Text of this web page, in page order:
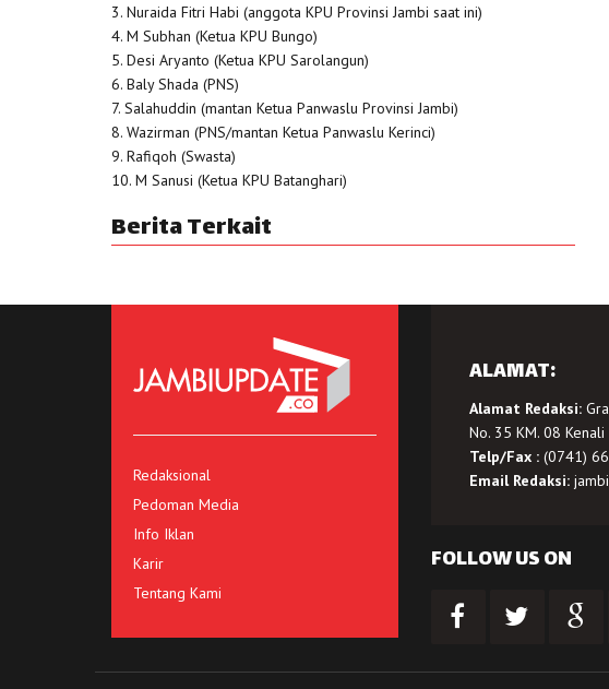
3. Nuraida Fitri Habi (anggota KPU Provinsi Jambi saat ini)
4. M Subhan (Ketua KPU Bungo)
5. Desi Aryanto (Ketua KPU Sarolangun)
6. Baly Shada (PNS)
7. Salahuddin (mantan Ketua Panwaslu Provinsi Jambi)
8. Wazirman (PNS/mantan Ketua Panwaslu Kerinci)
9. Rafiqoh (Swasta)
10. M Sanusi (Ketua KPU Batanghari)
Berita Terkait
Redaksional
Pedoman Media
Info Iklan
Karir
Tentang Kami
ALAMAT:
Alamat Redaksi:
No. 35 KM. 08 Kenali
Telp/Fax :(0741)
Email Redaksi:
FOLLOW US ON